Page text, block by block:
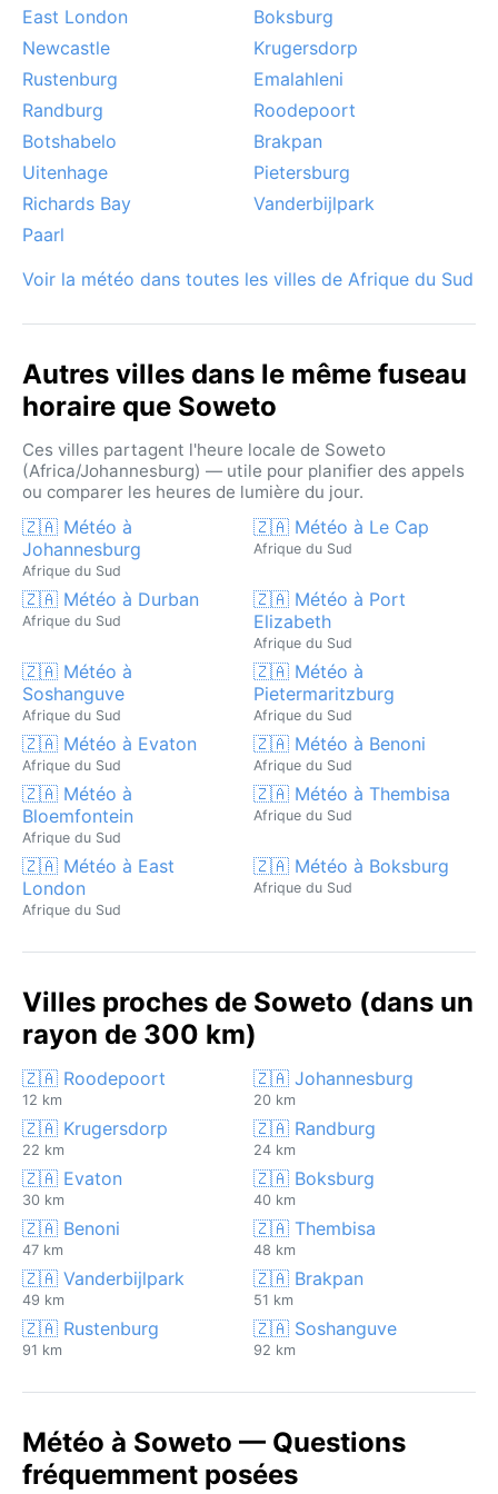
East London
Boksburg
Newcastle
Krugersdorp
Rustenburg
Emalahleni
Randburg
Roodepoort
Botshabelo
Brakpan
Uitenhage
Pietersburg
Richards Bay
Vanderbijlpark
Paarl
Voir la météo dans toutes les villes de Afrique du Sud
Autres villes dans le même fuseau
horaire que Soweto
Ces villes partagent l'heure locale de Soweto
(Africa/Johannesburg) — utile pour planifier des appels
ou comparer les heures de lumière du jour.
🇿🇦 Météo à
Johannesburg
Afrique du Sud
🇿🇦 Météo à Le Cap
Afrique du Sud
🇿🇦 Météo à Durban
Afrique du Sud
🇿🇦 Météo à Port
Elizabeth
Afrique du Sud
🇿🇦 Météo à
Soshanguve
Afrique du Sud
🇿🇦 Météo à
Pietermaritzburg
Afrique du Sud
🇿🇦 Météo à Evaton
Afrique du Sud
🇿🇦 Météo à Benoni
Afrique du Sud
🇿🇦 Météo à
Bloemfontein
Afrique du Sud
🇿🇦 Météo à Thembisa
Afrique du Sud
🇿🇦 Météo à East
London
Afrique du Sud
🇿🇦 Météo à Boksburg
Afrique du Sud
Villes proches de Soweto (dans un
rayon de 300 km)
🇿🇦 Roodepoort
12 km
🇿🇦 Johannesburg
20 km
🇿🇦 Krugersdorp
22 km
🇿🇦 Randburg
24 km
🇿🇦 Evaton
30 km
🇿🇦 Boksburg
40 km
🇿🇦 Benoni
47 km
🇿🇦 Thembisa
48 km
🇿🇦 Vanderbijlpark
49 km
🇿🇦 Brakpan
51 km
🇿🇦 Rustenburg
91 km
🇿🇦 Soshanguve
92 km
Météo à Soweto — Questions
fréquemment posées